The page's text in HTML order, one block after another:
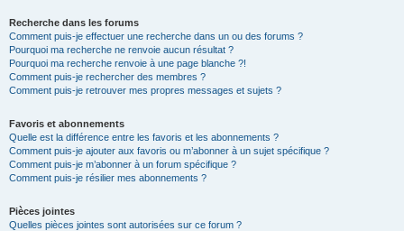
Recherche dans les forums
Comment puis-je effectuer une recherche dans un ou des forums ?
Pourquoi ma recherche ne renvoie aucun résultat ?
Pourquoi ma recherche renvoie à une page blanche ?!
Comment puis-je rechercher des membres ?
Comment puis-je retrouver mes propres messages et sujets ?
Favoris et abonnements
Quelle est la différence entre les favoris et les abonnements ?
Comment puis-je ajouter aux favoris ou m’abonner à un sujet spécifique ?
Comment puis-je m’abonner à un forum spécifique ?
Comment puis-je résilier mes abonnements ?
Pièces jointes
Quelles pièces jointes sont autorisées sur ce forum ?